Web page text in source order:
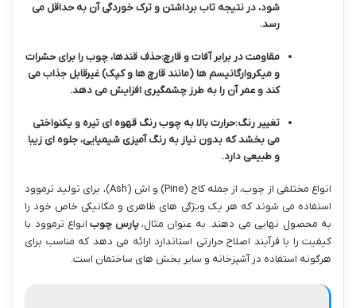
شود، در نتیجه تاب برداشتن و ترک خوردگی آن به حداقل می
رسد.
مقاومت در برابر آفات و قارچ:حذف قندها، چوب را برای حشرات
و میکروارگانیسم ها (مانند قارچ ها و کپک) غیرقابل جذاب می
کند و عمر آن را به طرز چشمگیری افزایش می دهد.
تغییر رنگ:حرارت بالا به چوب رنگ قهوه ای تیره و یکنواختی
می بخشد که بدون نیاز به رنگ آمیزی شیمیایی، جلوه ای زیبا
و طبیعی دارد.
انواع مختلفی از چوب، از جمله کاج (Pine) و اش (Ash)، برای تولید ترموود
استفاده می شوند که هر یک ویژگی های ظاهری و مکانیکی خاص خود را
به محصول نهایی می دهند. به عنوان مثال،پارس چوب انواع ترموود با
کیفیت را با فرآیند اصلاح حرارتی استاندارد ارائه می دهد که مناسب برای
هرگونه استفاده در آشپزخانه و سایر بخش های ساختمان است.